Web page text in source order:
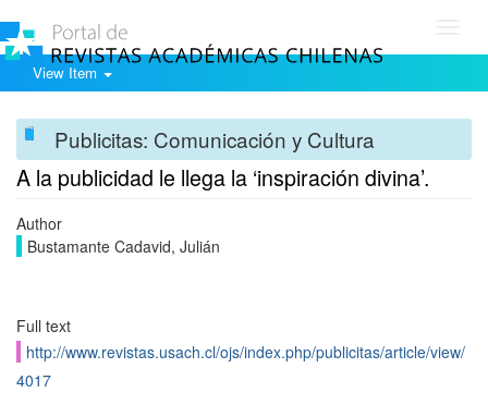
View Item
Publicitas: Comunicación y Cultura
A la publicidad le llega la ‘inspiración divina’.
Author
Bustamante Cadavid, Julián
Full text
http://www.revistas.usach.cl/ojs/index.php/publicitas/article/view/
4017